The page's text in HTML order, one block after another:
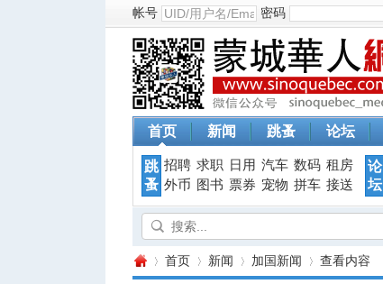
帐号 密码
首页 新闻 跳蚤 论坛
跳
蚤
招聘 求职 日用 汽车 数码 租房
外币
图书 票券 宠物 拼车 接送
论
坛
首页 新闻 加国新闻 查看内容